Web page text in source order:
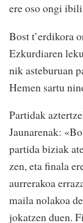
ere oso ongi
Bost t’erdikora
Ezkurdiaren
nik asteburuan
Hemen sartu
Partidak
Jaunarenak:
partida biziak
zen, eta finala
aurrerakoa
maila nolakoa
jokatzen duen.